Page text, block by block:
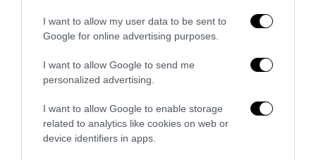
I want to allow my user data to be sent to
Google for online advertising purposes.
I want to allow Google to send me
personalized advertising.
I want to allow Google to enable storage
related to analytics like cookies on web or
device identifiers in apps.